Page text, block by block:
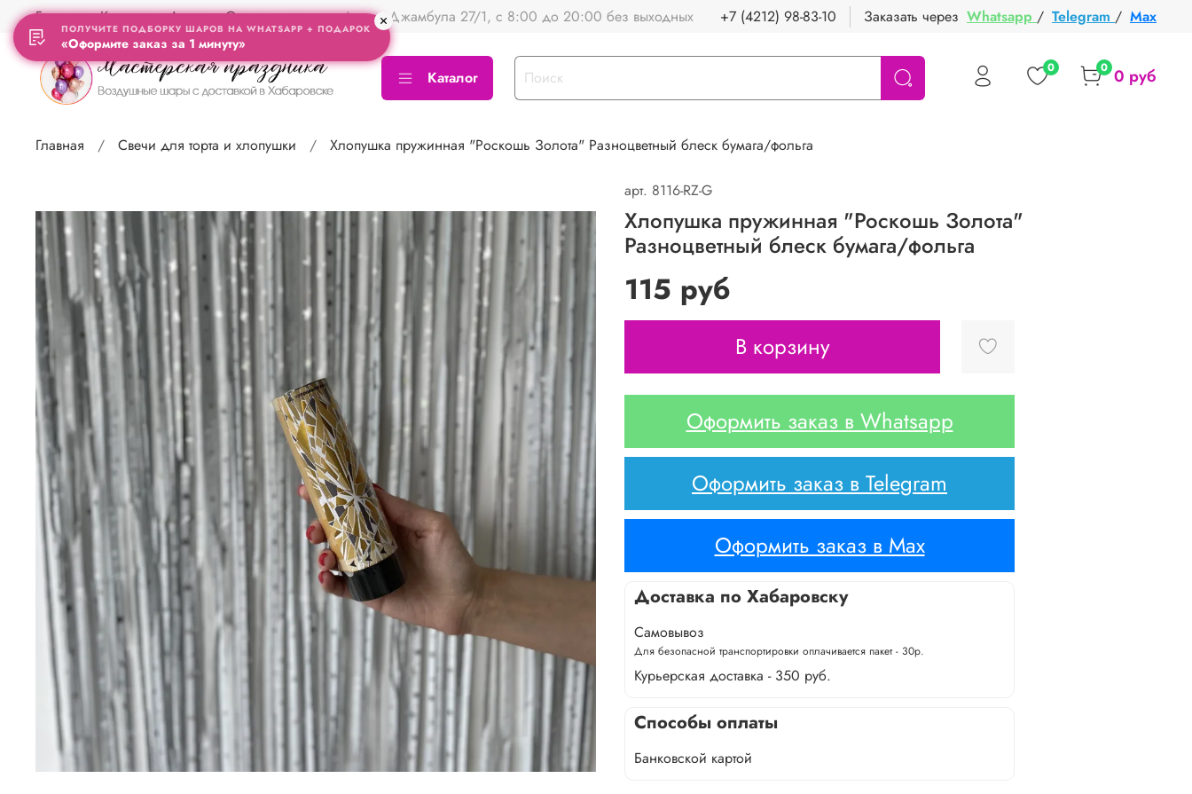
Главная Контакты Акции Отзывы Адрес Джамбула 27/1, с 8:00 до 20:00 без выходных +7 (4212) 98-83-10 Заказать через Whatsapp / Telegram / Max
Каталог 0 0 0 руб
Главная Свечи для торта и хлопушки Хлопушка пружинная "Роскошь Золота" Разноцветный блеск бумага/фольга
арт. 8116-RZ-G
Хлопушка пружинная "Роскошь Золота"
Разноцветный блеск бумага/фольга
115 руб
В корзину
Оформить заказ в Whatsapp
Оформить заказ в Telegram
Оформить заказ в Max
Доставка по Хабаровску
Самовывоз
Для безопасной транспортировки оплачивается пакет - 30р.
Курьерская доставка - 350 руб.
Способы оплаты
Банковской картой
ПОЛУЧИТЕ ПОДБОРКУ ШАРОВ НА WHATSAPP + ПОДАРОК
«Оформите заказ за 1 минуту»